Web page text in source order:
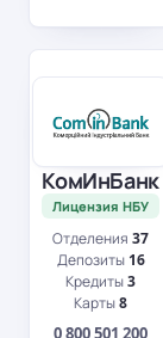
КомИнБанк
Лицензия НБУ
Отделения37
Депозиты 16
Кредиты3
Карты8
0 800 501 200